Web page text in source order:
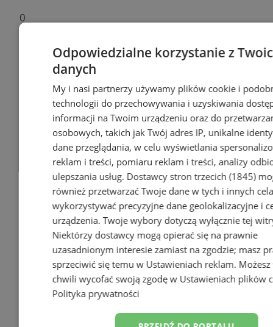
0
5
W Wiśle oficjalnie zostało otwarte
Beskidzkie Centrum Narciarstwa im.
Adama Małysza
Odpowiedzialne korzystanie z
danych
My i nasi partnerzy używamy plików cookie i
technologii do przechowywania i uzyskiwania
informacji na Twoim urządzeniu oraz do
osobowych, takich jak Twój adres IP, unikalne
dane przeglądania, w celu wyświetlania
reklam i treści, pomiaru reklam i treści, analizy
ulepszania usług. Dostawcy stron trzecich (1845)
również przetwarzać Twoje dane w tych i innych
wykorzystywać precyzyjne dane geolokalizacyjne i
urządzenia. Twoje wybory dotyczą wyłącznie tej
Niektórzy dostawcy mogą opierać się na prawnie
uzasadnionym interesie zamiast na zgodzie; masz
sprzeciwić się temu w Ustawieniach reklam.
chwili wycofać swoją zgodę w Ustawieniach plików
Polityka prywatności